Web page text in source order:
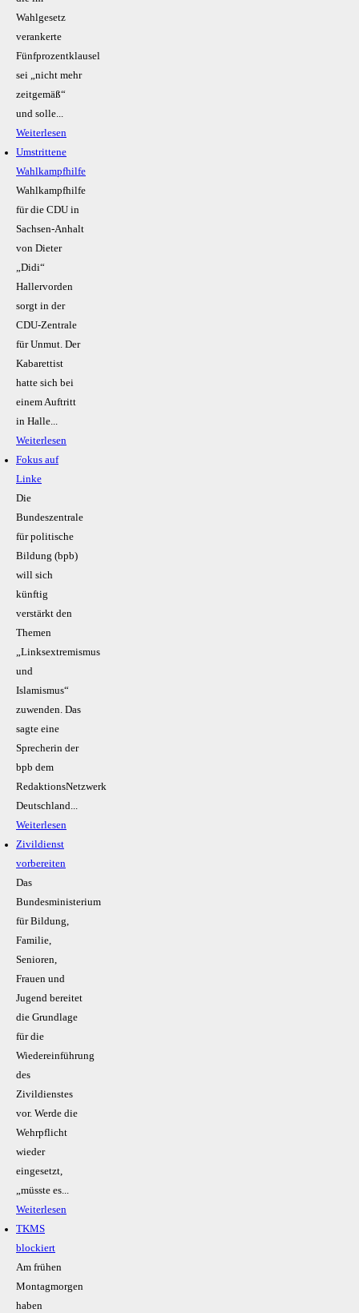
Wahlgesetz
verankerte
Fünfprozentklausel
sei „nicht mehr
zeitgemäß“
und solle...
Weiterlesen
Umstrittene
Wahlkampfhilfe
Wahlkampfhilfe
für die CDU in
Sachsen-Anhalt
von Dieter
„Didi“
Hallervorden
sorgt in der
CDU-Zentrale
für Unmut. Der
Kabarettist
hatte sich bei
einem Auftritt
in Halle...
Weiterlesen
Fokus auf
Linke
Die
Bundeszentrale
für politische
Bildung (bpb)
will sich
künftig
verstärkt den
Themen
„Linksextremismus
und
Islamismus“
zuwenden. Das
sagte eine
Sprecherin der
bpb dem
RedaktionsNetzwerk
Deutschland...
Weiterlesen
Zivildienst
vorbereiten
Das
Bundesministerium
für Bildung,
Familie,
Senioren,
Frauen und
Jugend bereitet
die Grundlage
für die
Wiedereinführung
des
Zivildienstes
vor. Werde die
Wehrpflicht
wieder
eingesetzt,
„müsste es...
Weiterlesen
TKMS
blockiert
Am frühen
Montagmorgen
haben